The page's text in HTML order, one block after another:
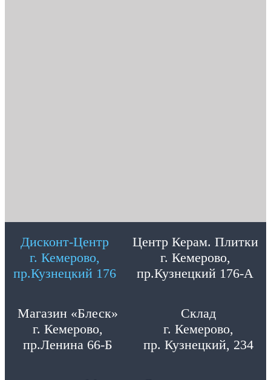
Дисконт-Центр
г. Кемерово,
пр.Кузнецкий 176
Центр Керам. Плитки
г. Кемерово,
пр.Кузнецкий 176-А
Магазин «Блеск»
г. Кемерово,
пр.Ленина 66-Б
Склад
г. Кемерово,
пр. Кузнецкий, 234